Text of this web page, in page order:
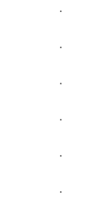
.
.
.
.
.
.